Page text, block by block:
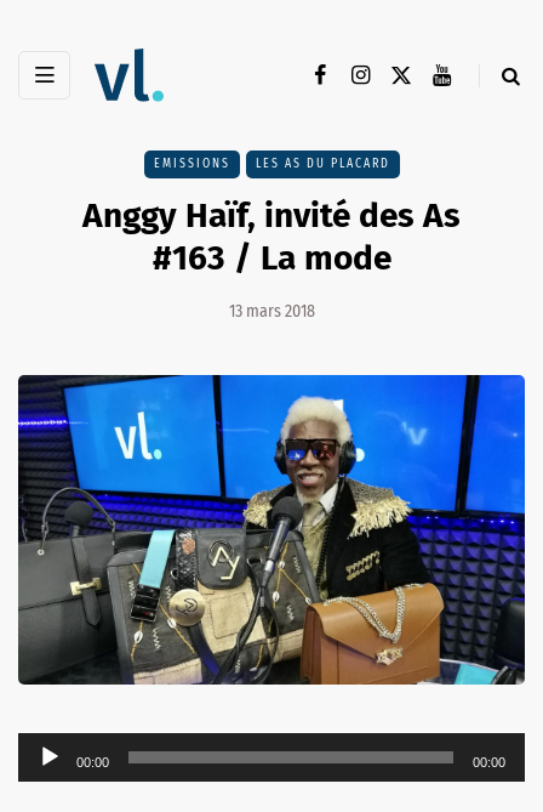
EMISSIONS LES AS DU PLACARD
Anggy Haïf, invité des As
#163 / La mode
13 mars 2018
Lecteur
audio
00:00 00:00